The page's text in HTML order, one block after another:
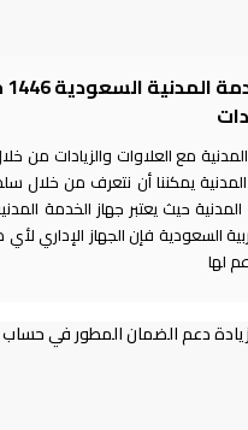
مع العلاوات والزيادات من
يمكننا أن نتعرف من خلال
حيث يعتبر جهاز الخدمة
السعودية فإن الجهاز الإداري
لها